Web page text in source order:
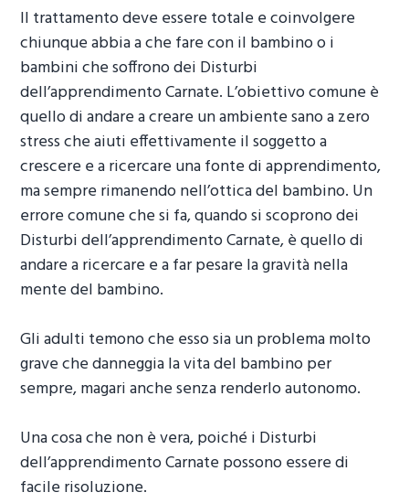
Il trattamento deve essere totale e coinvolgere
chiunque abbia a che fare con il bambino o i
bambini che soffrono dei Disturbi
dell’apprendimento Carnate. L’obiettivo comune è
quello di andare a creare un ambiente sano a zero
stress che aiuti effettivamente il soggetto a
crescere e a ricercare una fonte di apprendimento,
ma sempre rimanendo nell’ottica del bambino. Un
errore comune che si fa, quando si scoprono dei
Disturbi dell’apprendimento Carnate, è quello di
andare a ricercare e a far pesare la gravità nella
mente del bambino.
Gli adulti temono che esso sia un problema molto
grave che danneggia la vita del bambino per
sempre, magari anche senza renderlo autonomo.
Una cosa che non è vera, poiché i Disturbi
dell’apprendimento Carnatepossono essere di
facile risoluzione.